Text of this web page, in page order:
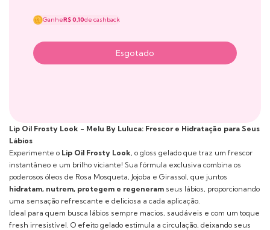
GanheR$ 0,10de cashback
Lip Oil Frosty Look - Melu By Luluca: Frescor e Hidratação para Seus
Lábios
Experimente o Lip Oil Frosty Look, o gloss gelado que traz um frescor
instantâneo e um brilho viciante! Sua fórmula exclusiva combina os
poderosos óleos de Rosa Mosqueta, Jojoba e Girassol, que juntos
hidratam, nutrem, protegem e regeneram seus lábios, proporcionando
uma sensação refrescante e deliciosa a cada aplicação.
Ideal para quem busca lábios sempre macios, saudáveis e com um toque
fresh irresistível. O efeito gelado estimula a circulação, deixando seus